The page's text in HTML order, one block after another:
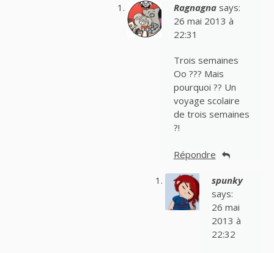
Ragnagna says:
26 mai 2013 à
22:31
Trois semaines
Oo ??? Mais
pourquoi ?? Un
voyage scolaire
de trois semaines
?!
Répondre
spunky
says:
26 mai
2013 à
22:32